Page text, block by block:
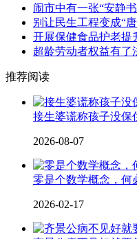
闹市中有一张“安静
别让民生工程变成“
开展保健食品护老提
超龄劳动者权益有了
推荐阅读
接生婆谎称孩子没保
2026-08-07
零是个数学概念，何
2026-02-17